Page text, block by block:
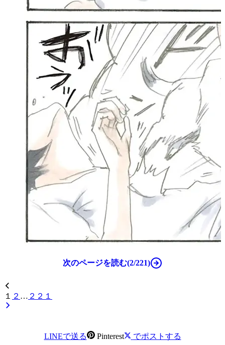
次のページを読む(2/221)
１ ２ … ２２１
LINEで送る Pinterest でポストする